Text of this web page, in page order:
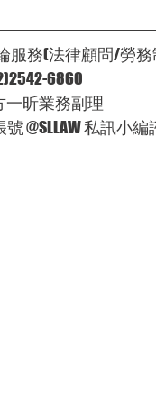
服務(法律顧問/勞
6860
一昕業務副理
@SLLAW 私訊小編